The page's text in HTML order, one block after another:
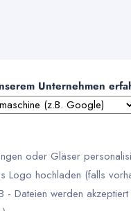
Unternehmen
oder Gläser
Logo hochladen (falls
- Dateien werden akzeptiert